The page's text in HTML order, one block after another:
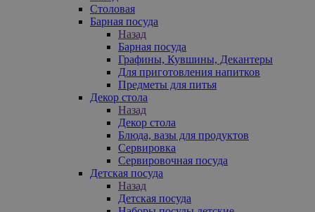
Столовая
Барная посуда
Назад
Барная посуда
Графины, Кувшины, Декантеры
Для приготовления напитков
Предметы для питья
Декор стола
Назад
Декор стола
Блюда, вазы для продуктов
Сервировка
Сервировочная посуда
Детская посуда
Назад
Детская посуда